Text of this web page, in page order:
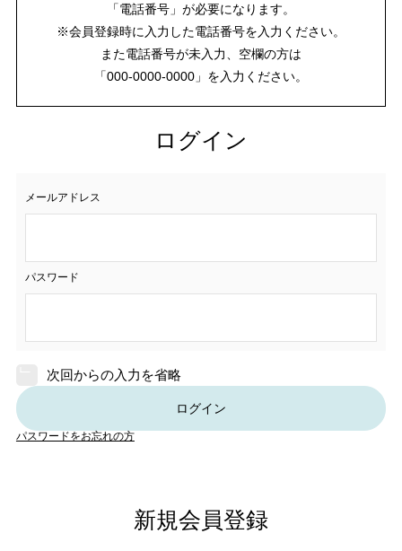
「電話番号」が必要になります。
※会員登録時に入力した電話番号を入力ください。
また電話番号が未入力、空欄の方は
「000-0000-0000」を入力ください。
ログイン
メールアドレス
パスワード
次回からの入力を省略
ログイン
パスワードをお忘れの方
新規会員登録